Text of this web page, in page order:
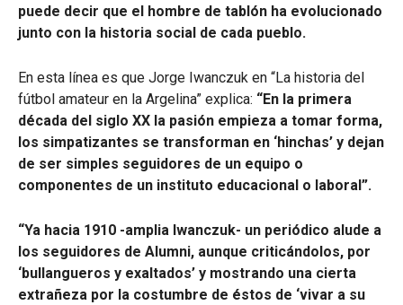
puede decir que el hombre de tablón ha evolucionado
junto con la historia social de cada pueblo.
En esta línea es que Jorge Iwanczuk en “La historia del
fútbol amateur en la Argelina” explica: “En la primera
década del siglo XX la pasión empieza a tomar forma,
los simpatizantes se transforman en ‘hinchas’ y dejan
de ser simples seguidores de un equipo o
componentes de un instituto educacional o laboral”.
“Ya hacia 1910 -amplia Iwanczuk- un periódico alude a
los seguidores de Alumni, aunque criticándolos, por
‘bullangueros y exaltados’ y mostrando una cierta
extrañeza por la costumbre de éstos de ‘vivar a su